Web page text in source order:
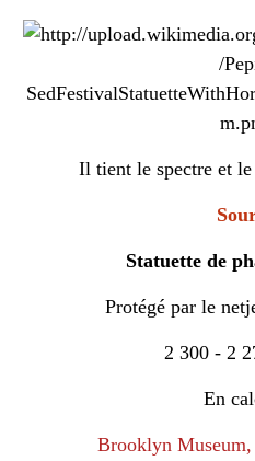
Il tient le spectre et
Statuette de
Protégé par le
2 300 - 2
En
Brooklyn